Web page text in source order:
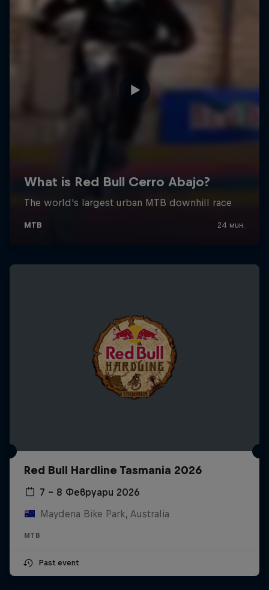
Red Bull Hardline Tasmania 2026
7 – 8 Февруари 2026
Maydena Bike Park, Australia
MTB
Past event